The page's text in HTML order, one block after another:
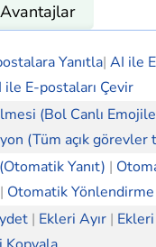
Avantajlar
Yanıtla| AI ile
ile E-postaları Çevir
(Bol Canlı
(Tüm açık görevler
Yanıt) |
| Otomatik Yönlendirme
| Ekleri Ayır | Ekleri